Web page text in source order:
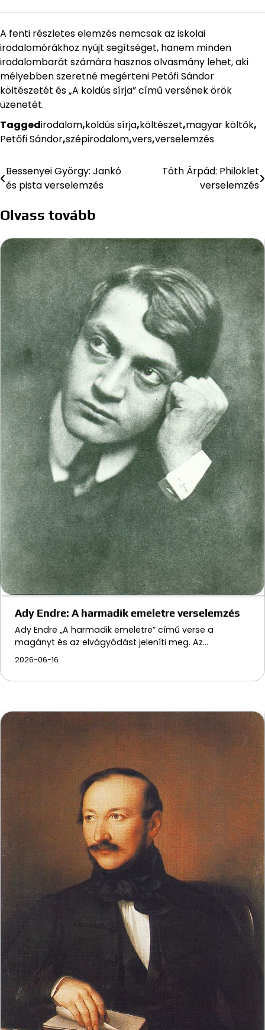
A fenti részletes elemzés nemcsak az iskolai
irodalomórákhoz nyújt segítséget, hanem minden
irodalombarát számára hasznos olvasmány lehet, aki
mélyebben szeretné megérteni Petőfi Sándor
költészetét és „A koldús sírja” című versének örök
üzenetét.
Taggedirodalom,koldús sírja,költészet,magyar költők,
Petőfi Sándor,szépirodalom,vers,verselemzés
Bejegyzés
navigáció
Bessenyei György: Jankó
és pista verselemzés
Tóth Árpád: Philoklet
verselemzés
Olvass tovább
Ady Endre: A harmadik emeletre verselemzés
Ady Endre „A harmadik emeletre” című verse a
magányt és az elvágyódást jeleníti meg. Az…
2026-06-16